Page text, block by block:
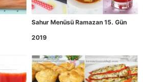
Sahur Menüsü Ramazan 15. Gün
2019